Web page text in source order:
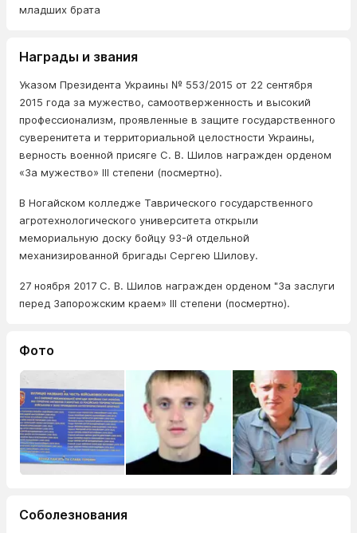
младших брата
Награды и звания
Указом Президента Украины № 553/2015 от 22 сентября
2015 года за мужество, самоотверженность и высокий
профессионализм, проявленные в защите государственного
суверенитета и территориальной целостности Украины,
верность военной присяге С. В. Шилов награжден орденом
«За мужество» III степени (посмертно).
В Ногайском колледже Таврического государственного
агротехнологического университета открыли
мемориальную доску бойцу 93-й отдельной
механизированной бригады Сергею Шилову.
27 ноября 2017 С. В. Шилов награжден орденом "За заслуги
перед Запорожским краем» III степени (посмертно).
Фото
Соболезнования